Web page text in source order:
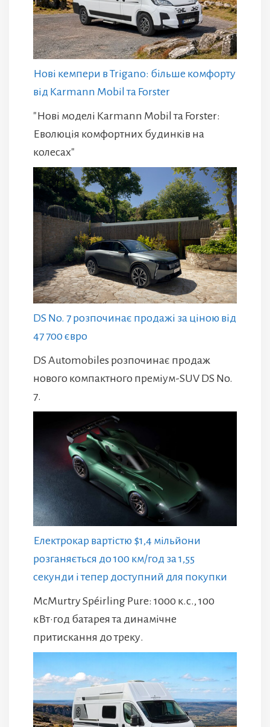
Нові кемпери в Trigano: більше комфорту
від Karmann Mobil та Forster
"Нові моделі Karmann Mobil та Forster:
Еволюція комфортних будинків на
колесах"
DS No. 7 розпочинає продажі за ціною від
47 700 євро
DS Automobiles розпочинає продаж
нового компактного преміум-SUV DS No.
7.
Електрокар вартістю $1,4 мільйони
розганяється до 100 км/год за 1,55
секунди і тепер доступний для покупки
McMurtry Spéirling Pure: 1000 к.с., 100
кВт·год батарея та динамічне
притискання до треку.